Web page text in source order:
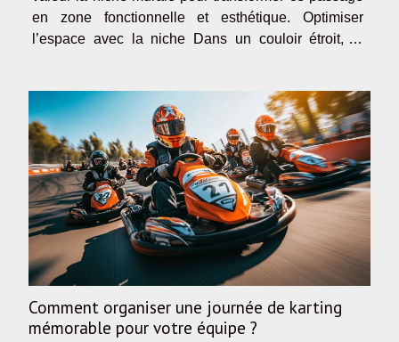
en zone fonctionnelle et esthétique. Optimiser
l’espace avec la niche Dans un couloir étroit, la
alourdir...
Comment organiser une journée de karting
mémorable pour votre équipe ?